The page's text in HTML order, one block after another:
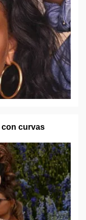
con curvas